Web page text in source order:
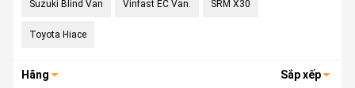
Suzuki Blind Van Vinfast EC Van. SRM X30
Toyota Hiace
Hãng
Sắp xếp